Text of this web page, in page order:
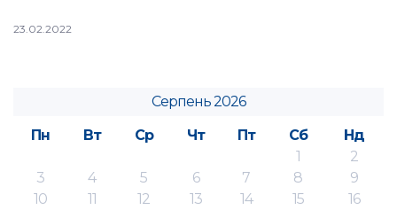
23.02.2022
Серпень 2026
Пн
Вт Ср Чт Пт Сб
Нд
1
2
3
4 5 6 7 8
9
10
11 12 13 14 15
16